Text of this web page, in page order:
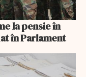
la pensie în
în Parlament